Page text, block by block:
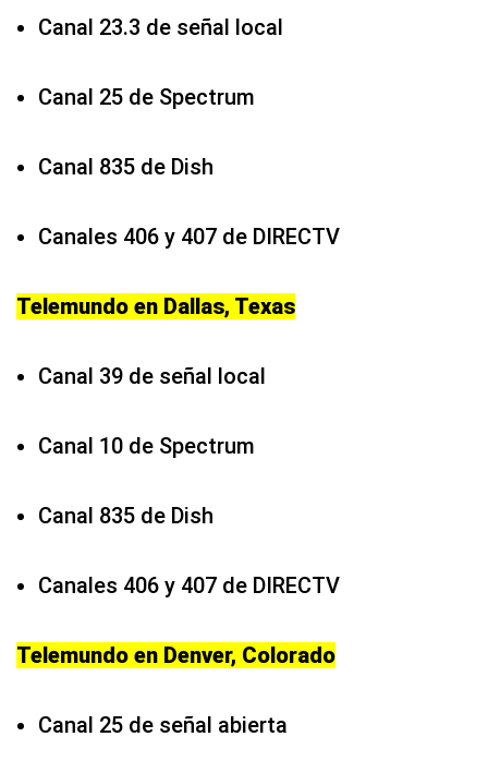
Canal 23.3 de señal local
Canal 25 de Spectrum
Canal 835 de Dish
Canales 406 y 407 de DIRECTV
Telemundo en Dallas, Texas
Canal 39 de señal local
Canal 10 de Spectrum
Canal 835 de Dish
Canales 406 y 407 de DIRECTV
Telemundo en Denver, Colorado
Canal 25 de señal abierta